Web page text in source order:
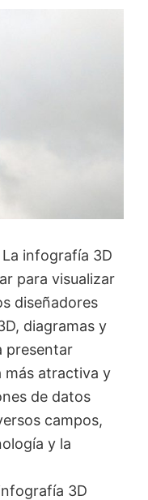
infografía 3D
para visualizar
diseñadores
diagramas y
presentar
más atractiva y
de datos
campos,
y la
3D